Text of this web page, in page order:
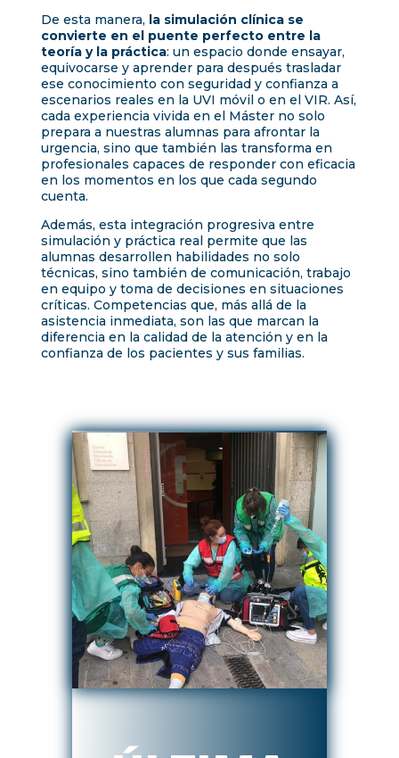
De esta manera, la simulación clínica se
convierte en el puente perfecto entre la
teoría y la práctica: un espacio donde ensayar,
equivocarse y aprender para después trasladar
ese conocimiento con seguridad y confianza a
escenarios reales en la UVI móvil o en el VIR. Así,
cada experiencia vivida en el Máster no solo
prepara a nuestras alumnas para afrontar la
urgencia, sino que también las transforma en
profesionales capaces de responder con eficacia
en los momentos en los que cada segundo
cuenta.
Además, esta integración progresiva entre
simulación y práctica real permite que las
alumnas desarrollen habilidades no solo
técnicas, sino también de comunicación, trabajo
en equipo y toma de decisiones en situaciones
críticas. Competencias que, más allá de la
asistencia inmediata, son las que marcan la
diferencia en la calidad de la atención y en la
confianza de los pacientes y sus familias.